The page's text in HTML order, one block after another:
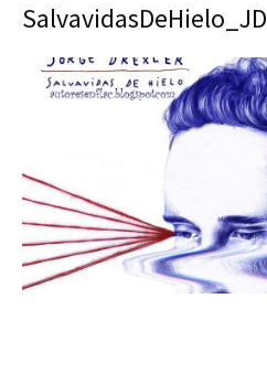
SalvavidasDeHielo_JD